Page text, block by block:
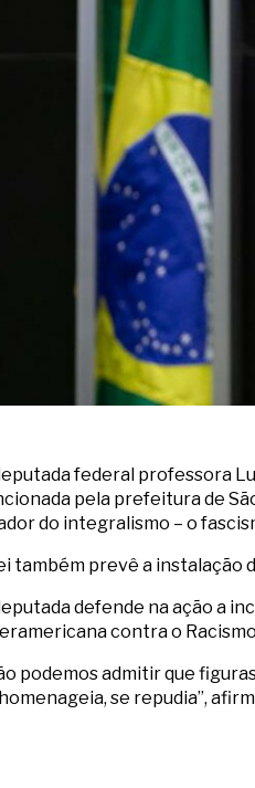
federal professora
pela prefeitura de
do integralismo – o
também prevê a instalação
defende na ação a
contra o
podemos admitir que
se repudia”,